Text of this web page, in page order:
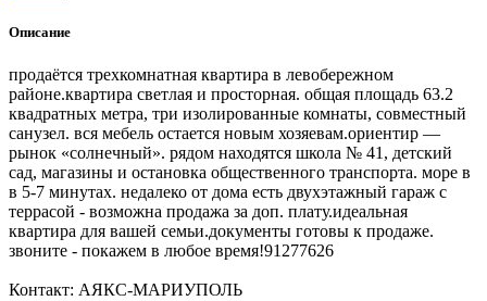
Описание
продаётся трехкомнатная квартира в левобережном
районе.квартира светлая и просторная. общая площадь 63.2
квадратных метра, три изолированные комнаты, совместный
санузел. вся мебель остается новым хозяевам.ориентир —
рынок «солнечный». рядом находятся школа № 41, детский
сад, магазины и остановка общественного транспорта. море в
в 5-7 минутах. недалеко от дома есть двухэтажный гараж с
террасой - возможна продажа за доп. плату.идеальная
квартира для вашей семьи.документы готовы к продаже.
звоните - покажем в любое время!91277626
Контакт: АЯКС-МАРИУПОЛЬ